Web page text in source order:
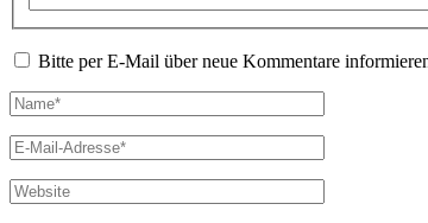
Bitte per E-Mail über neue Kommentare
Name*
E-
Mail-
Adresse*
Website